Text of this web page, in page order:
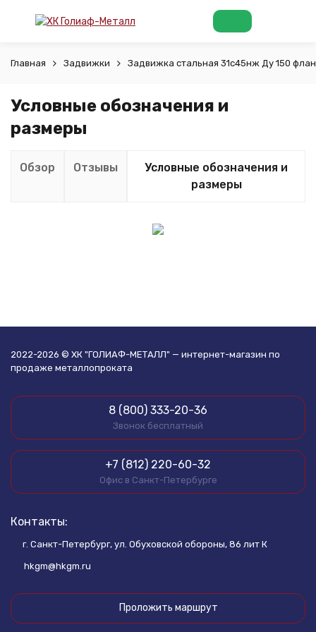
Главная Задвижки Задвижка стальная 31с45нж Ду 150
Условные обозначения и
размеры
Обзор Отзывы
Условные обозначения и
размеры
2022-2026 © ХК "ГОЛИАФ-МЕТАЛЛ" — интернет-магазин по
продаже металлопроката
8 (800) 333-20-36
Звонок бесплатный
+7 (812) 220-60-32
Офис в Санкт-Петербурге
Контакты:
г. Санкт-Петербург, ул. Обуховской обороны, 86 лит К
hkgm@hkgm.ru
Проложить маршрут